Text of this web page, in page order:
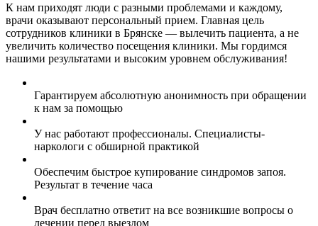
К нам приходят люди с разными проблемами и каждому,
врачи оказывают персональный прием. Главная цель
сотрудников клиники в Брянске — вылечить пациента, а не
увеличить количество посещения клиники. Мы гордимся
нашими результатами и высоким уровнем обслуживания!
Гарантируем абсолютную анонимность при обращении
к нам за помощью
У нас работают профессионалы. Специалисты-
наркологи с обширной практикой
Обеспечим быстрое купирование синдромов запоя.
Результат в течение часа
Врач бесплатно ответит на все возникшие вопросы о
лечении перед выездом